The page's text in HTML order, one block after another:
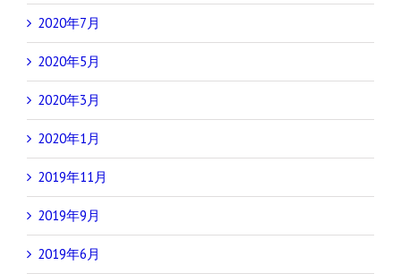
2020年7月
2020年5月
2020年3月
2020年1月
2019年11月
2019年9月
2019年6月